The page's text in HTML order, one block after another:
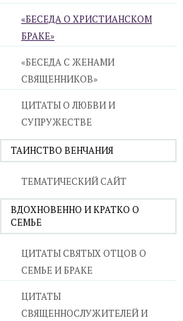
«БЕСЕДА О ХРИСТИАНСКОМ
БРАКЕ»
«БЕСЕДА С ЖЕНАМИ
СВЯЩЕННИКОВ»
ЦИТАТЫ О ЛЮБВИ И
СУПРУЖЕСТВЕ
ТАИНСТВО ВЕНЧАНИЯ
ТЕМАТИЧЕСКИЙ САЙТ
ВДОХНОВЕННО И КРАТКО О
СЕМЬЕ
ЦИТАТЫ СВЯТЫХ ОТЦОВ О
СЕМЬЕ И БРАКЕ
ЦИТАТЫ
СВЯЩЕННОСЛУЖИТЕЛЕЙ И